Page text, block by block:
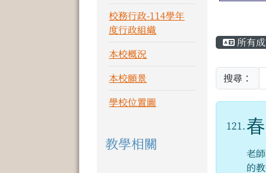
校務行政-114學年
度行政組織
本校概況
本校願景
學校位置圖
教學相關
主內
所有
搜尋：
121. 春
老
的